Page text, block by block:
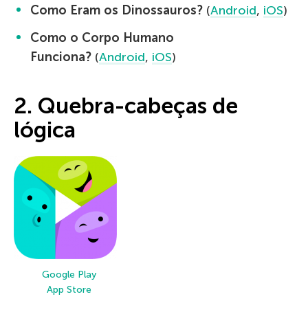
Como Eram os Dinossauros? (Android, iOS)
Como o Corpo Humano
Funciona? (Android, iOS)
2. Quebra-cabeças de
lógica
Google Play
App Store